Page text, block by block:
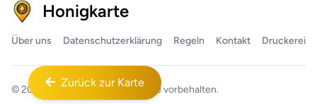
Zurück zur Karte
Honigkarte
Über uns Datenschutzerklärung Regeln Kontakt Druckerei
© 2026 Honigkarte™ Alle Rechte vorbehalten.